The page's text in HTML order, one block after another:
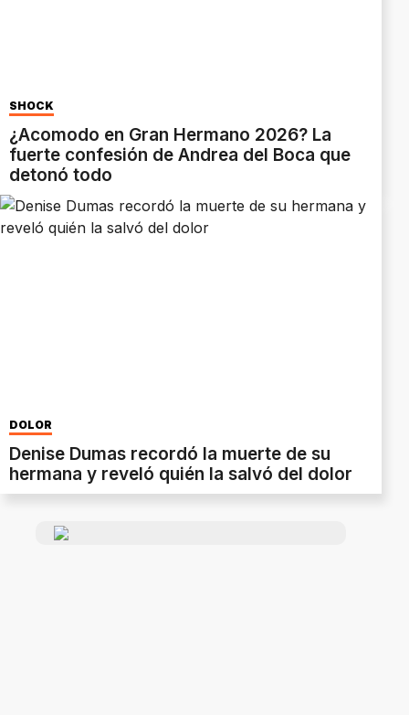
SHOCK
¿Acomodo en Gran Hermano 2026? La
fuerte confesión de Andrea del Boca que
detonó todo
DOLOR
Denise Dumas recordó la muerte de su
hermana y reveló quién la salvó del dolor